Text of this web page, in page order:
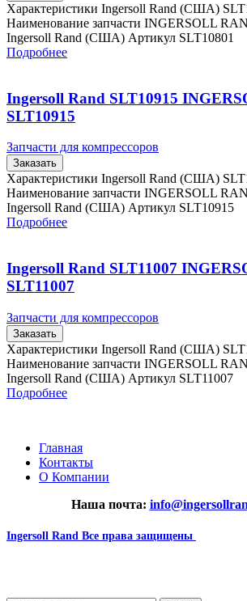
Характеристики Ingersoll Rand (США)
Наименование запчасти INGERSOLL
Ingersoll Rand (США) Артикул SLT10801
Подробнее
Ingersoll Rand SLT10915
SLT10915
Запчасти для компрессоров
Заказать
Характеристики Ingersoll Rand (США)
Наименование запчасти INGERSOLL
Ingersoll Rand (США) Артикул SLT10915
Подробнее
Ingersoll Rand SLT11007
SLT11007
Запчасти для компрессоров
Заказать
Характеристики Ingersoll Rand (США)
Наименование запчасти INGERSOLL
Ingersoll Rand (США) Артикул SLT11007
Подробнее
Главная
Контакты
О Компании
Наша почта:
Ingersoll Rand Все права защищены